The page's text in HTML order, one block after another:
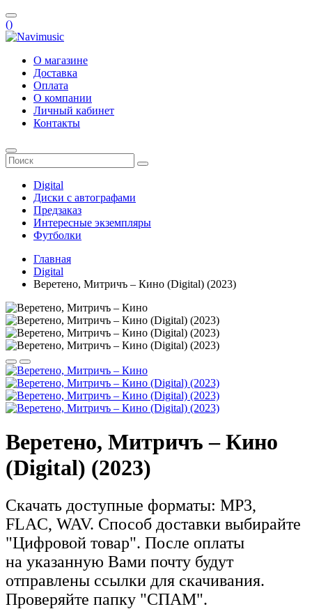
()
О магазине
Доставка
Оплата
О компании
Личный кабинет
Контакты
Digital
Диски с автографами
Предзаказ
Интересные экземпляры
Футболки
Главная
Digital
Веретено, Митричъ – Кино (Digital) (2023)
Веретено, Митричъ – Кино
(Digital) (2023)
Скачать доступные форматы: MP3,
FLAC, WAV. Способ доставки выбирайте
"Цифровой товар". После оплаты
на указанную Вами почту будут
отправлены ссылки для скачивания.
Проверяйте папку "СПАМ".